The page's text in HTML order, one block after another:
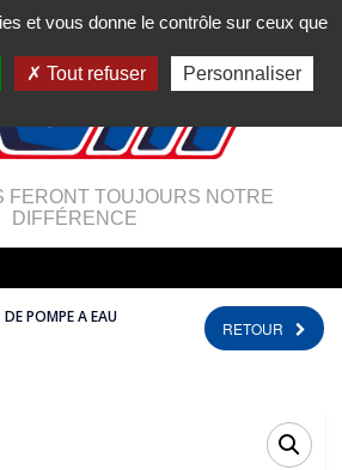
FERONT TOUJOURS NOTRE
DIFFÉRENCE
POMPE A EAU
RETOUR
et vous donne le contrôle sur ceux que
Tout refuser Personnaliser